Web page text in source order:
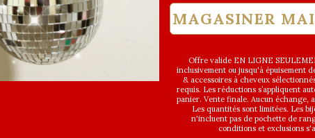
MAGASINER
Offre valide EN LIGNE
inclusivement ou jusqu'à épuisement
& accessoires à cheveux
requis. Les réductions s’appliquent
panier. Vente finale. Aucun échange,
Les quantités sont limitées. Les
n'incluent pas de pochette de
conditions et exclusions